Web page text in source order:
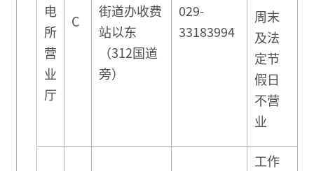
电
所
营
业
厅
C
街道办收费
站以东
（312国道
旁）
029-
33183994
周末
及法
定节
假日
不营
业
工作